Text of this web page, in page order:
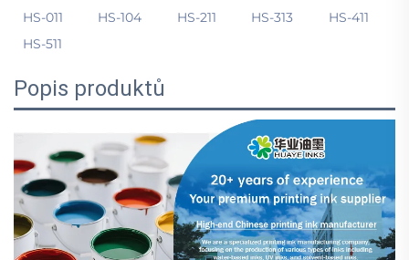
HS-011 HS-104 HS-211 HS-313
HS-411
HS-511
Popis produktů